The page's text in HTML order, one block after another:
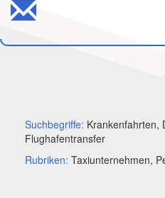
Suchbegriffe: Krankenfahrten,
Flughafentransfer
Rubriken: Taxiunternehmen,